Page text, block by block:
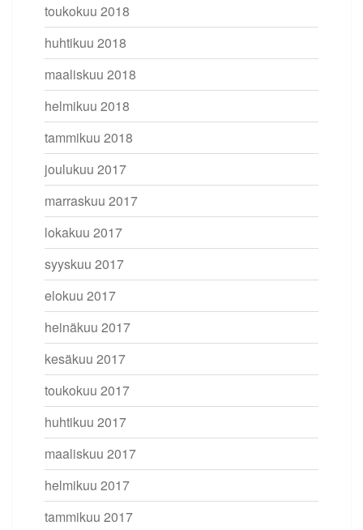
toukokuu 2018
huhtikuu 2018
maaliskuu 2018
helmikuu 2018
tammikuu 2018
joulukuu 2017
marraskuu 2017
lokakuu 2017
syyskuu 2017
elokuu 2017
heinäkuu 2017
kesäkuu 2017
toukokuu 2017
huhtikuu 2017
maaliskuu 2017
helmikuu 2017
tammikuu 2017